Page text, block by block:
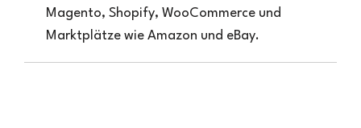
Magento, Shopify, WooCommerce und
Marktplätze wie Amazon und eBay.